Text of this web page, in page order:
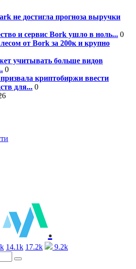
не достигла прогноза выручки
и сервис Bork ушло в ноль... 0
от Bork за 200к и крупно
учитывать больше видов
0
криптобиржи ввести
для... 0
.
14.1k 17.2k 9.2k